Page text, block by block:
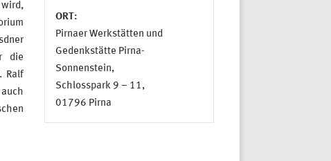
ORT:
Pirnaer Werkstätten und
Gedenkstätte Pirna-
Sonnenstein,
Schlosspark 9 – 11,
01796 Pirna
die
Ralf